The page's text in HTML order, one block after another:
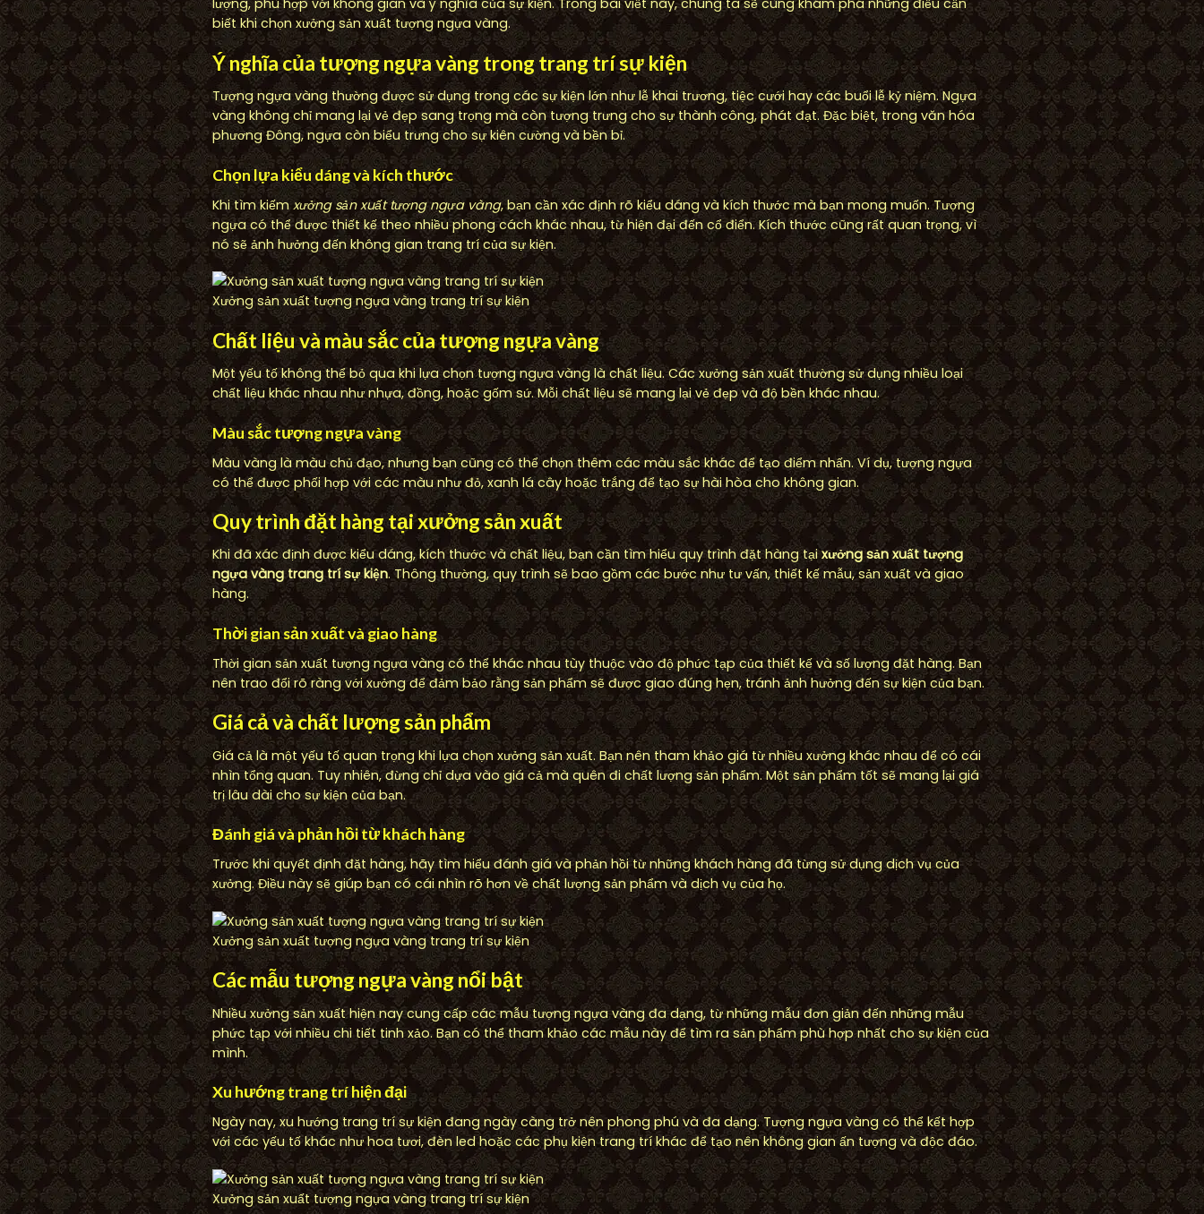
lượng, phù hợp với không gian và ý nghĩa của sự kiện. Trong bài viết này, chúng ta sẽ cùng khám phá những điều cần
biết khi chọn xưởng sản xuất tượng ngựa vàng.
Ý nghĩa của tượng ngựa vàng trong trang trí sự kiện
Tượng ngựa vàng thường được sử dụng trong các sự kiện lớn như lễ khai trương, tiệc cưới hay các buổi lễ kỷ niệm. Ngựa
vàng không chỉ mang lại vẻ đẹp sang trọng mà còn tượng trưng cho sự thành công, phát đạt. Đặc biệt, trong văn hóa
phương Đông, ngựa còn biểu trưng cho sự kiên cường và bền bỉ.
Chọn lựa kiểu dáng và kích thước
Khi tìm kiếmxưởng sản xuất tượng ngựa vàng, bạn cần xác định rõ kiểu dáng và kích thước mà bạn mong muốn. Tượng
ngựa có thể được thiết kế theo nhiều phong cách khác nhau, từ hiện đại đến cổ điển. Kích thước cũng rất quan trọng, vì
nó sẽ ảnh hưởng đến không gian trang trí của sự kiện.
Xưởng sản xuất tượng ngựa vàng trang trí sự kiện
Chất liệu và màu sắc của tượng ngựa vàng
Một yếu tố không thể bỏ qua khi lựa chọn tượng ngựa vàng là chất liệu. Các xưởng sản xuất thường sử dụng nhiều loại
chất liệu khác nhau như nhựa, đồng, hoặc gốm sứ. Mỗi chất liệu sẽ mang lại vẻ đẹp và độ bền khác nhau.
Màu sắc tượng ngựa vàng
Màu vàng là màu chủ đạo, nhưng bạn cũng có thể chọn thêm các màu sắc khác để tạo điểm nhấn. Ví dụ, tượng ngựa
có thể được phối hợp với các màu như đỏ, xanh lá cây hoặc trắng để tạo sự hài hòa cho không gian.
Quy trình đặt hàng tại xưởng sản xuất
Khi đã xác định được kiểu dáng, kích thước và chất liệu, bạn cần tìm hiểu quy trình đặt hàng tạixưởng sản xuất tượng
ngựa vàng trang trí sự kiện. Thông thường, quy trình sẽ bao gồm các bước như tư vấn, thiết kế mẫu, sản xuất và giao
hàng.
Thời gian sản xuất và giao hàng
Thời gian sản xuất tượng ngựa vàng có thể khác nhau tùy thuộc vào độ phức tạp của thiết kế và số lượng đặt hàng. Bạn
nên trao đổi rõ ràng với xưởng để đảm bảo rằng sản phẩm sẽ được giao đúng hẹn, tránh ảnh hưởng đến sự kiện của bạn.
Giá cả và chất lượng sản phẩm
Giá cả là một yếu tố quan trọng khi lựa chọn xưởng sản xuất. Bạn nên tham khảo giá từ nhiều xưởng khác nhau để có cái
nhìn tổng quan. Tuy nhiên, đừng chỉ dựa vào giá cả mà quên đi chất lượng sản phẩm. Một sản phẩm tốt sẽ mang lại giá
trị lâu dài cho sự kiện của bạn.
Đánh giá và phản hồi từ khách hàng
Trước khi quyết định đặt hàng, hãy tìm hiểu đánh giá và phản hồi từ những khách hàng đã từng sử dụng dịch vụ của
xưởng. Điều này sẽ giúp bạn có cái nhìn rõ hơn về chất lượng sản phẩm và dịch vụ của họ.
Xưởng sản xuất tượng ngựa vàng trang trí sự kiện
Các mẫu tượng ngựa vàng nổi bật
Nhiều xưởng sản xuất hiện nay cung cấp các mẫu tượng ngựa vàng đa dạng, từ những mẫu đơn giản đến những mẫu
phức tạp với nhiều chi tiết tinh xảo. Bạn có thể tham khảo các mẫu này để tìm ra sản phẩm phù hợp nhất cho sự kiện của
mình.
Xu hướng trang trí hiện đại
Ngày nay, xu hướng trang trí sự kiện đang ngày càng trở nên phong phú và đa dạng. Tượng ngựa vàng có thể kết hợp
với các yếu tố khác như hoa tươi, đèn led hoặc các phụ kiện trang trí khác để tạo nên không gian ấn tượng và độc đáo.
Xưởng sản xuất tượng ngựa vàng trang trí sự kiện